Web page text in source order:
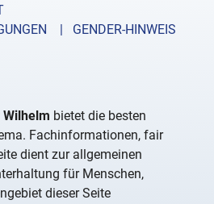
| GENDER-HINWEIS
bietet die besten
Fachinformationen, fair
dient zur allgemeinen
für Menschen,
dieser Seite